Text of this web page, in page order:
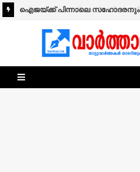
ഐജയ്ക്ക് പിന്നാലെ സഹോദരനും